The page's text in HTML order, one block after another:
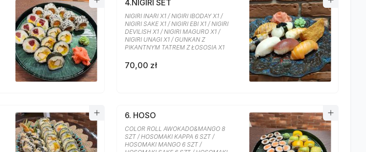
4.NIGIRI SET
NIGIRI INARI X1 / NIGIRI IBODAY X1 /
NIGIRI SAKE X1 / NIGIRI EBI X1 / NIGIRI
DEVILISH X1 / NIGIRI MAGURO X1 /
NIGIRI UNAGI X1 / GUNKAN Z
PIKANTNYM TATREM Z ŁOSOSIA X1
70,00 zł
6. HOSO
COLOR ROLL AWOKADO&MANGO 8
SZT / HOSOMAKI KAPPA 6 SZT /
HOSOMAKI MANGO 6 SZT /